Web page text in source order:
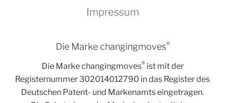
Impressum
Die Marke changingmoves®
Die Marke changingmoves® ist mit der
Registernummer 302014012790 in das Register des
Deutschen Patent- und Markenamts eingetragen.